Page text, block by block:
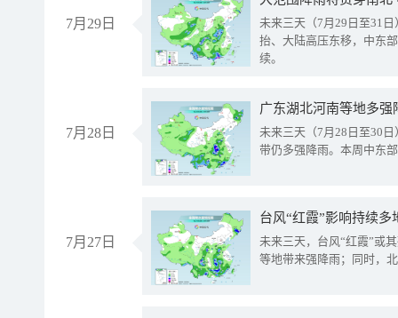
7月29日
未来三天（7月29日至31
抬、大陆高压东移，中东
续。
7月28日
广东湖北河南等地多
未来三天（7月28日至30
带仍多强降雨。本周中东
7月27日
台风“红霞”影响持续
未来三天，台风“红霞”或
等地带来强降雨；同时，